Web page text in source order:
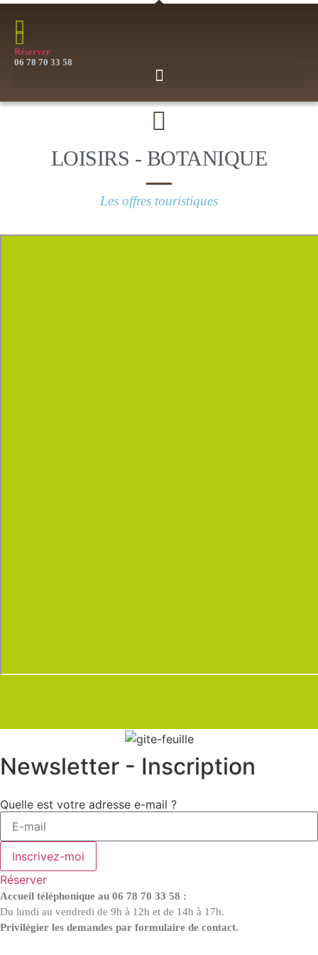
Réserver
06 78 70 33 58
LOISIRS - BOTANIQUE
Les offres touristiques
Newsletter - Inscription
Quelle est votre adresse e-mail ?
Inscrivez-moi
Réserver
Accueil téléphonique au 06 78 70 33 58 :
Du lundi au vendredi de 9h à 12h et de 14h à 17h.
Privilégier les demandes par formulaire de contact.